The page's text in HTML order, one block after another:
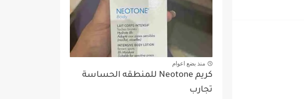
منذ بضع اعوام
كريم Neotone للمنطقه الحساسة
تجارب